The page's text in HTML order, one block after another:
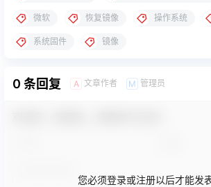
微软 恢复镜像 操作系统
系统固件 镜像
0 条回复 A 文章作者 M 管理员
您必须登录或注册以后才能发